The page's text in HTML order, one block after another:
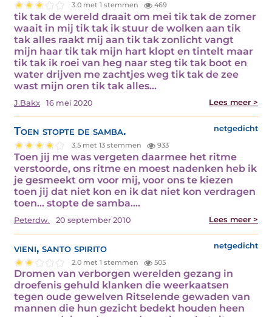
3.0 met 1 stemmen 469
tik tak de wereld draait om mei tik tak de zomer
waait in mij tik tak ik stuur de wolken aan tik
tak alles raakt mij aan tik tak zonlicht vangt
mijn haar tik tak mijn hart klopt en tintelt maar
tik tak ik roei van heg naar steg tik tak boot en
water drijven me zachtjes weg tik tak de zee
wast mijn oren tik tak alles…
J.Bakx 16 mei 2020 Lees meer >
Toen stopte de samba. netgedicht
3.5 met 13 stemmen 933
Toen jij me was vergeten daarmee het ritme
verstoorde, ons ritme en moest nadenken heb ik
je gesmeekt om voor mij, voor ons te kiezen
toen jij dat niet kon en ik dat niet kon verdragen
toen… stopte de samba.…
Peterdw. 20 september 2010 Lees meer >
vieni, santo spirito netgedicht
2.0 met 1 stemmen 505
Dromen van verborgen werelden gezang in
droefenis gehuld klanken die weerkaatsen
tegen oude gewelven Ritselende gewaden van
mannen die hun gezicht bedekt houden heen